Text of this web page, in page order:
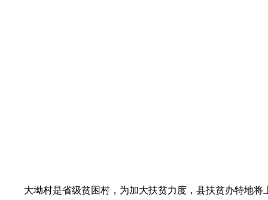
大坳村是省级贫困村，为加大扶贫力度，县扶贫办特地将